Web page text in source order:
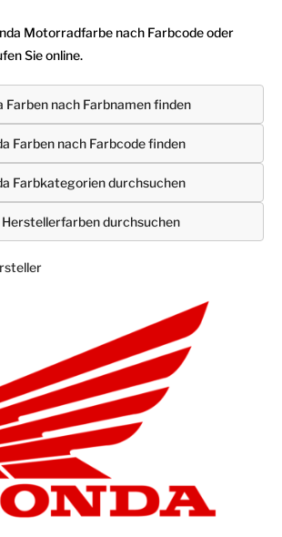
Motorradfarbe nach Farbcode oder
Sie online.
Farben nach Farbnamen finden
Farben nach Farbcode finden
Farbkategorien durchsuchen
Herstellerfarben durchsuchen